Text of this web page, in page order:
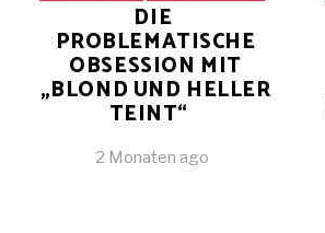
DIE
PROBLEMATISCHE
OBSESSION MIT
„BLOND UND HELLER
TEINT“
2 Monaten ago